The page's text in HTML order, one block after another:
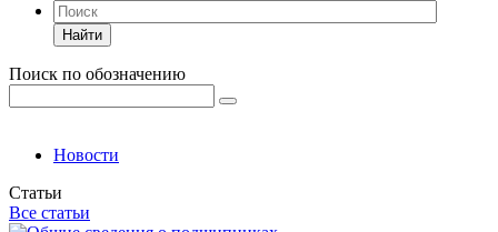
Найти
Поиск по обозначению
Новости
Статьи
Все статьи